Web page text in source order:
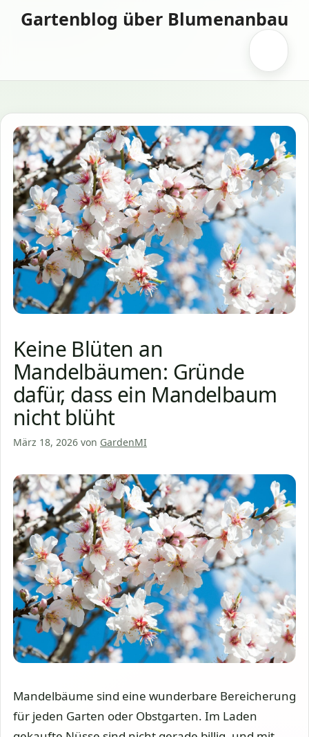
InhaltGartenblog über Blumenanbau
Keine Blüten an
Mandelbäumen: Gründe
dafür, dass ein Mandelbaum
nicht blüht
März 18, 2026 von GardenMI
Mandelbäume sind eine wunderbare Bereicherung
für jeden Garten oder Obstgarten. Im Laden